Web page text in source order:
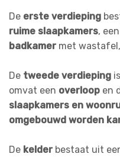
De erste verdieping
ruime slaapkamers, een
badkamermet
De tweede verdieping
omvat een overloop en
slaapkamers en
omgebouwd worden
De kelderbestaat uit